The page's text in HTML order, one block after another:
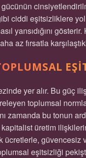
ciddi eşitsizliklere
yansıdığını
az fırsatla
yer alır. Bu güç
toplumsal
zamanda bu tonun
kapitalist üretim
ücretlerle, güvencesiz
eşitsizliği